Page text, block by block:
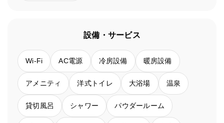
設備・サービス
Wi-Fi AC電源 冷房設備 暖房設備
アメニティ 洋式トイレ 大浴場 温泉
貸切風呂 シャワー パウダールーム